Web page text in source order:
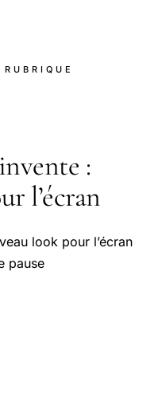
:
l’écran
look pour l’écran
pause